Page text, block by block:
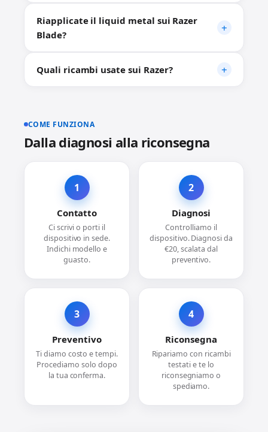
Riapplicate il liquid metal sui Razer
Blade?
Quali ricambi usate sui Razer?
COME FUNZIONA
Dalla diagnosi alla riconsegna
1
Contatto
Ci scrivi o porti il
dispositivo in sede.
Indichi modello e
guasto.
2
Diagnosi
Controlliamo il
dispositivo. Diagnosi da
€20, scalata dal
preventivo.
3
Preventivo
Ti diamo costo e tempi.
Procediamo solo dopo
la tua conferma.
4
Riconsegna
Ripariamo con ricambi
testati e te lo
riconsegniamo o
spediamo.